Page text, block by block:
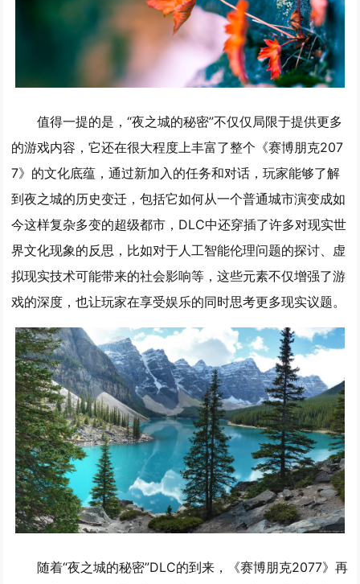
值得一提的是，“夜之城的秘密”不仅仅局限于提供更多
的游戏内容，它还在很大程度上丰富了整个《赛博朋克207
7》的文化底蕴，通过新加入的任务和对话，玩家能够了解
到夜之城的历史变迁，包括它如何从一个普通城市演变成如
今这样复杂多变的超级都市，DLC中还穿插了许多对现实世
界文化现象的反思，比如对于人工智能伦理问题的探讨、虚
拟现实技术可能带来的社会影响等，这些元素不仅增强了游
戏的深度，也让玩家在享受娱乐的同时思考更多现实议题。
随着“夜之城的秘密”DLC的到来，《赛博朋克2077》再